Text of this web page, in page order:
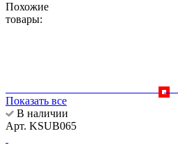
Похожие
товары:
Показать все
В наличии
Арт. KSUB065